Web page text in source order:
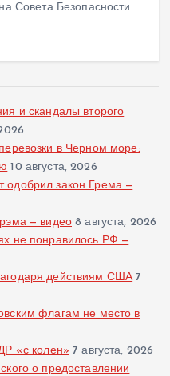
Совета Безопасности
и скандалы второго
в Черном море:
10 августа, 2026
закон Грема —
— видео 8 августа, 2026
не понравилось РФ —
действиям США 7
флагам не место в
«с колен» 7 августа, 2026
о предоставлении